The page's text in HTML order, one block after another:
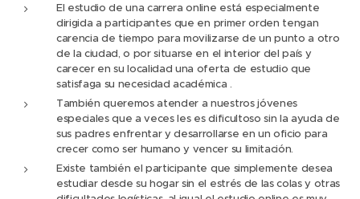
El estudio de una carrera online está especialmente
dirigida a participantes que en primer orden tengan
carencia de tiempo para movilizarse de un punto a otro
de la ciudad, o por situarse en el interior del país y
carecer en su localidad una oferta de estudio que
satisfaga su necesidad académica .
También queremos atender a nuestros jóvenes
especiales que a veces les es dificultoso sin la ayuda de
sus padres enfrentar y desarrollarse en un oficio para
crecer como ser humano y vencer su limitación.
Existe también el participante que simplemente desea
estudiar desde su hogar sin el estrés de las colas y otras